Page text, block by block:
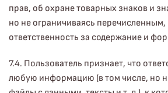
прав, об охране товарных знаков и
но не ограничиваясь
ответственность за содержание и
7.4. Пользователь признает, что
любую информацию (в том числе, но